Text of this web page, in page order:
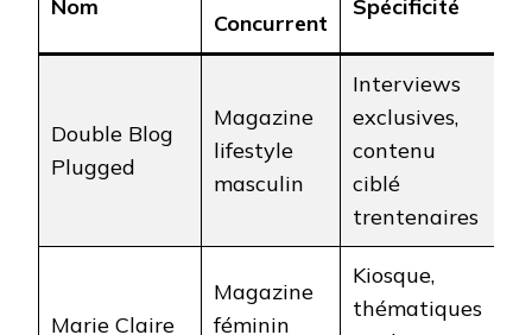
Nom
Concurrent
Spécificité
Double Blog
Plugged
Magazine
lifestyle
masculin
Interviews
exclusives,
contenu
ciblé
trentenaires
Marie Claire
Magazine
féminin
Kiosque,
thématiques